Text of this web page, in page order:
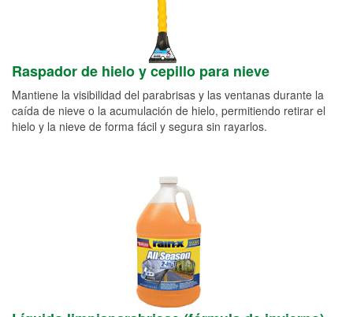
Raspador de hielo y cepillo para nieve
Mantiene la visibilidad del parabrisas y las ventanas durante la
caída de nieve o la acumulación de hielo, permitiendo retirar el
hielo y la nieve de forma fácil y segura sin rayarlos.